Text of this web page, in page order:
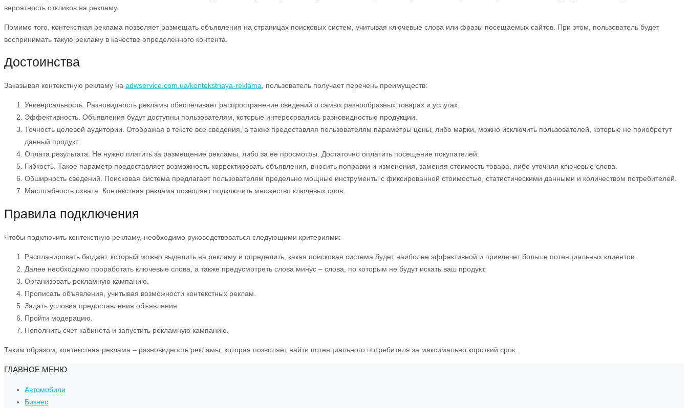
вероятность откликов на рекламу.
Помимо того, контекстная реклама позволяет размещать объявления на страницах поисковых систем, учитывая ключевые слова или фразы посещаемых сайтов. При этом, пользователь будет
воспринимать такую рекламу в качестве определенного контента.
Достоинства
Заказывая контекстную рекламу на adwservice.com.ua/kontekstnaya-reklama , пользователь получает перечень преимуществ:
Универсальность. Разновидность рекламы обеспечивает распространение сведений о самых разнообразных товарах и услугах.
Эффективность. Объявления будут доступны пользователям, которые интересовались разновидностью продукции.
Точность целевой аудитории. Отображая в тексте все сведения, а также предоставляя пользователям параметры цены, либо марки, можно исключить пользователей, которые не приобретут
данный продукт.
Оплата результата. Не нужно платить за размещение рекламы, либо за ее просмотры. Достаточно оплатить посещение покупателей.
Гибкость. Такое параметр предоставляет возможность корректировать объявления, вносить поправки и изменения, заменяя стоимость товара, либо уточняя ключевые слова.
Обширность сведений. Поисковая система предлагает пользователям предельно мощные инструменты с фиксированной стоимостью, статистическими данными и количеством потребителей.
Масштабность охвата. Контекстная реклама позволяет подключить множество ключевых слов.
Правила подключения
Чтобы подключить контекстную рекламу, необходимо руководствоваться следующими критериями:
Распланировать бюджет, который можно выделить на рекламу и определить, какая поисковая система будет наиболее эффективной и привлечет больше потенциальных клиентов.
Далее необходимо проработать ключевые слова, а также предусмотреть слова минус – слова, по которым не будут искать ваш продукт.
Организовать рекламную кампанию.
Прописать объявления, учитывая возможности контекстных реклам.
Задать условия предоставления объявления.
Пройти модерацию.
Пополнить счет кабинета и запустить рекламную кампанию.
Таким образом, контекстная реклама – разновидность рекламы, которая позволяет найти потенциального потребителя за максимально короткий срок.
ГЛАВНОЕ МЕНЮ
Автомобили
Бизнес